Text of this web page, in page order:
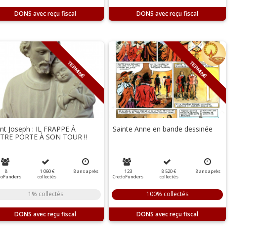
DONS DONS
TERMINÉ
Joseph : IL FRAPPE À
PORTE À SON TOUR !!
8
1 060 €
collectés
8ansaprès
1% collectés
DONS
TERMINÉ
Sainte Anne en bande dessinée
123
CredoFunders
8 520 €
collectés
8ansaprès
100% collectés
DONS